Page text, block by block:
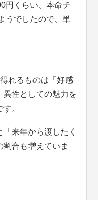
円くらい、本命チ
うでしたので、単
れるものは「好感
異性としての魅力を
。
来年から渡したく
合も増えていま